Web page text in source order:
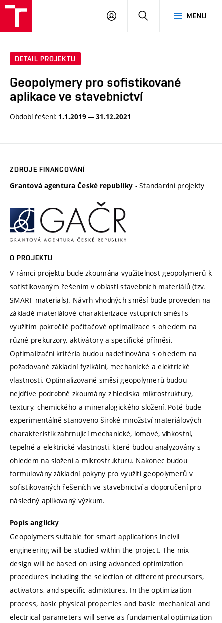
MENU
PŘIHLÁSIT
DETAIL PROJEKTU
Geopolymery pro sofistikované
aplikace ve stavebnictví
Období řešení: 1.1.2019 — 31.12.2021
ZDROJE FINANCOVÁNÍ
Grantová agentura České republiky - Standardní projekty
O PROJEKTU
V rámci projektu bude zkoumána využitelnost geopolymerů k
sofistikovaným řešením v oblasti stavebních materiálů (tzv.
SMART materials). Návrh vhodných směsí bude proveden na
základě materiálové charakterizace vstupních směsí s
využitím pokročilé počítačové optimalizace s ohledem na
různé prekurzory, aktivátory a specifické příměsi.
Optimalizační kritéria budou nadefinována s ohledem na
požadované základní fyzikální, mechanické a elektrické
vlastnosti. Optimalizované směsi geopolymerů budou
nejdříve podrobně zkoumány z hlediska mikrostruktury,
textury, chemického a mineralogického složení. Poté bude
experimentálně stanoveno široké množství materiálových
charakteristik zahrnující mechanické, lomové, vlhkostní,
tepelné a elektrické vlastnosti, které budou analyzovány s
ohledem na složení a mikrostrukturu. Nakonec budou
formulovány základní pokyny pro využití geopolymerů v
sofistikovaných řešeních ve stavebnictví a doporučení pro
následný aplikovaný výzkum.
Popis anglicky
Geopolymers suitable for smart applications in civil
engineering will be studied within the project. The mix
design will be based on using advanced optimization
procedures including the selection of different precursors,
activators, and specific admixtures. In the optimization
process, basic physical properties and basic mechanical and
electrical parameters will serve as fundamental optimization